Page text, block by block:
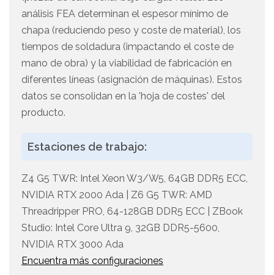
análisis FEA determinan el espesor mínimo de
chapa (reduciendo peso y coste de material), los
tiempos de soldadura (impactando el coste de
mano de obra) y la viabilidad de fabricación en
diferentes líneas (asignación de máquinas). Estos
datos se consolidan en la 'hoja de costes' del
producto.
Estaciones de trabajo:
Z4 G5 TWR: Intel Xeon W3/W5, 64GB DDR5 ECC,
NVIDIA RTX 2000 Ada | Z6 G5 TWR: AMD
Threadripper PRO, 64-128GB DDR5 ECC | ZBook
Studio: Intel Core Ultra 9, 32GB DDR5-5600,
NVIDIA RTX 3000 Ada
Encuentra más configuraciones